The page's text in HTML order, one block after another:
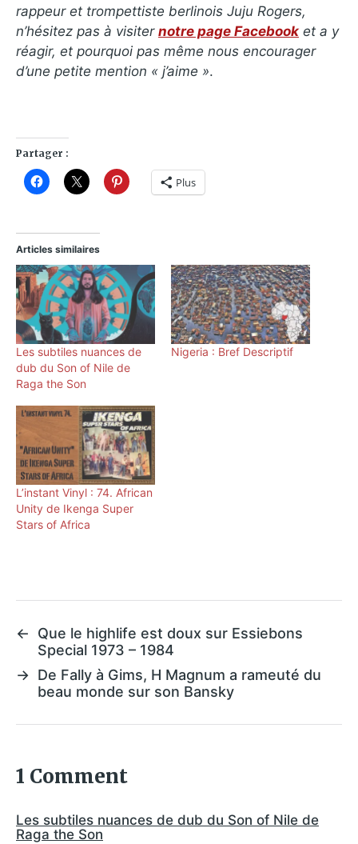
rappeur et trompettiste berlinois Juju Rogers,
n’hésitez pas à visiter notre page Facebook et a y
réagir, et pourquoi pas même nous encourager
d’une petite mention « j’aime ».
Partager :
Plus
Articles similaires
Les subtiles nuances de
dub du Son of Nile de
Raga the Son
Nigeria : Bref Descriptif
L’instant Vinyl : 74. African
Unity de Ikenga Super
Stars of Africa
←
Que le highlife est doux sur Essiebons
Special 1973 – 1984
→ De Fally à Gims, H Magnum a rameuté du
beau monde sur son Bansky
1 Comment
Les subtiles nuances de dub du Son of Nile de
Raga the Son